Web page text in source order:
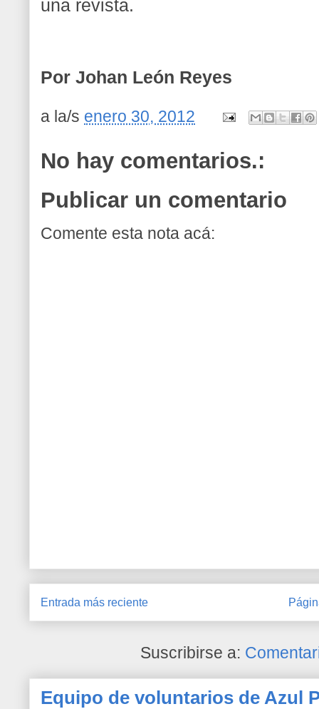
una revista.
Por Johan León Reyes
a la/s enero 30, 2012
No hay comentarios.:
Publicar un comentario
Comente esta nota acá:
Entrada más reciente
Suscribirse a:
Equipo de voluntarios de Azul